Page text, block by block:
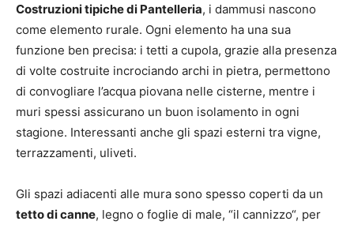
Costruzioni tipiche di Pantelleria, i dammusi nascono
come elemento rurale. Ogni elemento ha una sua
funzione ben precisa: i tetti a cupola, grazie alla presenza
di volte costruite incrociando archi in pietra, permettono
di convogliare l’acqua piovana nelle cisterne, mentre i
muri spessi assicurano un buon isolamento in ogni
stagione. Interessanti anche gli spazi esterni tra vigne,
terrazzamenti, uliveti.
Gli spazi adiacenti alle mura sono spesso coperti da un
tetto di canne, legno o foglie di male, “il cannizzo“, per